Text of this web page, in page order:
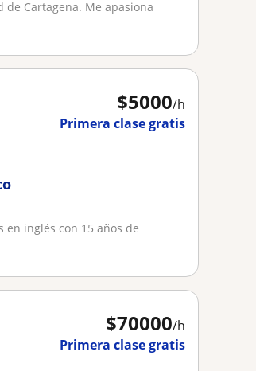
Cartagena. Me apasiona
$5000/h
Primera clase gratis
inglés con 15 años de
$70000/h
Primera clase gratis